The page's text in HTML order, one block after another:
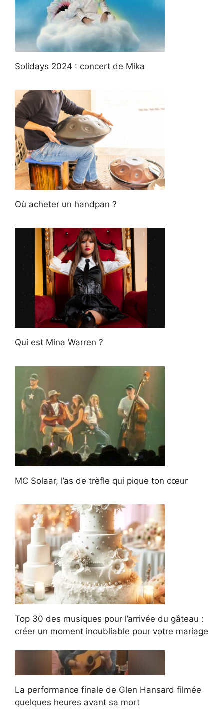
Solidays 2024 : concert de Mika
Où acheter un handpan ?
Qui est Mina Warren ?
MC Solaar, l’as de trèfle qui pique ton cœur
Top 30 des musiques pour l’arrivée du gâteau :
créer un moment inoubliable pour votre mariage
La performance finale de Glen Hansard filmée
quelques heures avant sa mort